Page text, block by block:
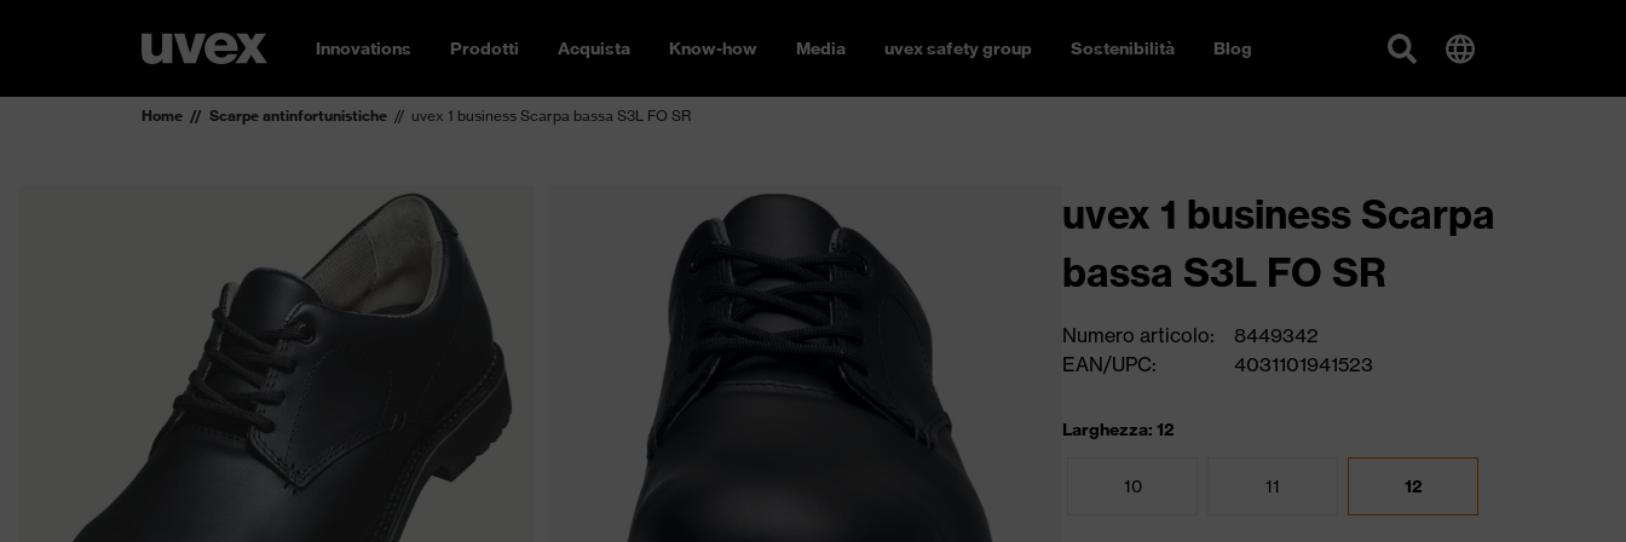
Innovations Prodotti Acquista Know-how Media uvex safety group Sostenibilità Blog
Home Scarpe antinfortunistiche uvex 1 business Scarpa bassa S3L FO SR
uvex 1 business Scarpa
bassa S3L FO SR
Numero articolo:
8449342
EAN/UPC:
4031101941523
Larghezza: 12
10 11 12